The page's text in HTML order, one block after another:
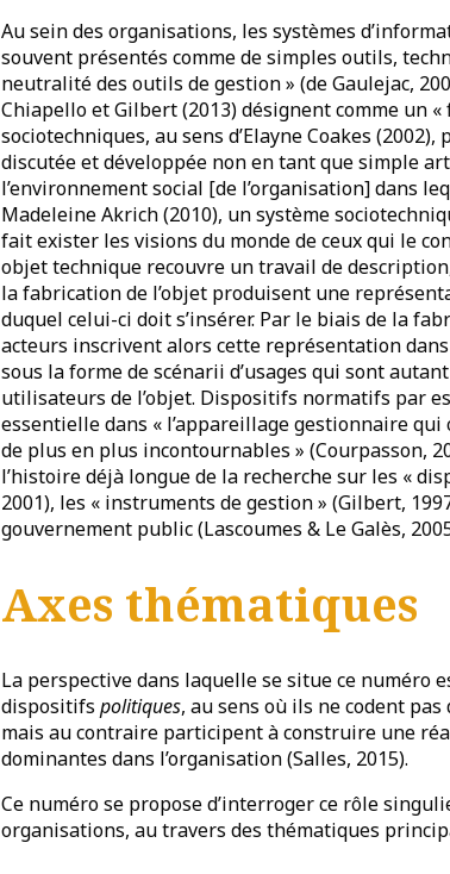
Au sein des organisations, les systèmes
souvent présentés comme de simples outils,
neutralité des outils de gestion » (de Gaulejac,
Chiapello et Gilbert (2013) désignent comme un
sociotechniques, au sens d’Elayne Coakes
discutée et développée non en tant que simple
l’environnement social [de l’organisation] dans
Madeleine Akrich (2010), un système
fait exister les visions du monde de ceux qui le
objet technique recouvre un travail de
la fabrication de l’objet produisent une
duquel celui-ci doit s’insérer. Par le biais de la
acteurs inscrivent alors cette représentation
sous la forme de scénarii d’usages qui sont
utilisateurs de l’objet. Dispositifs normatifs par
essentielle dans « l’appareillage gestionnaire
de plus en plus incontournables » (Courpasson,
l’histoire déjà longue de la recherche sur les «
2001), les « instruments de gestion » (Gilbert,
gouvernement public (Lascoumes & Le Galès,
Axes thématiques
La perspective dans laquelle se situe ce numéro
dispositifs politiques, au sens où ils ne codent
mais au contraire participent à construire une
dominantes dans l’organisation (Salles, 2015).
Ce numéro se propose d’interroger ce rôle
organisations, au travers des thématiques